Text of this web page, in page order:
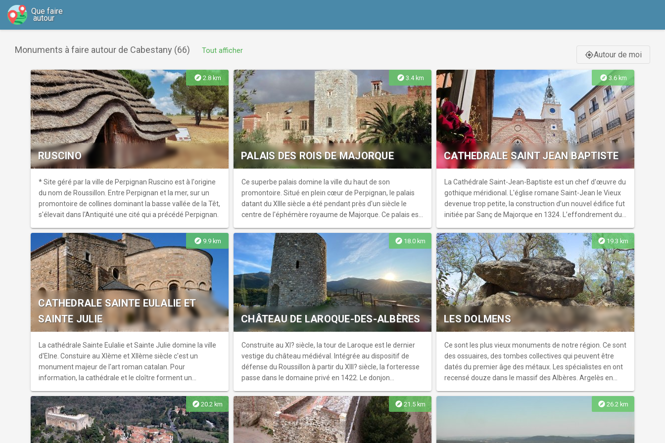
Que faire
autour
Monuments à faire autour de Cabestany (66) Tout afficher gps_fixedAutour de moi
explore 2.8 km
RUSCINO
* Site géré par la ville de Perpignan Ruscino est à l'origine
du nom de Roussillon. Entre Perpignan et la mer, sur un
promontoire de collines dominant la basse vallée de la Têt,
s'élevait dans l'Antiquité une cité qui a précédé Perpignan.
explore 3.4 km
PALAIS DES ROIS DE MAJORQUE
Ce superbe palais domine la ville du haut de son
promontoire. Situé en plein cœur de Perpignan, le palais
datant du XIIIe siècle a été pendant près d'un siècle le
centre de l'éphémère royaume de Majorque. Ce palais est
explore3.6 km
CATHEDRALE SAINT JEAN BAPTISTE
La Cathédrale Saint-Jean-Baptiste est un chef d'œuvre du
gothique méridional. L'église romane Saint-Jean le Vieux
devenue trop petite, la construction d’un nouvel édifice fut
initiée par Sanç de Majorque en 1324. L’effondrement du
explore 9.9 km
CATHEDRALE SAINTE EULALIE ET
SAINTE JULIE
La cathédrale Sainte Eulalie et Sainte Julie domine la ville
d'Elne. Constuire au XIème et XIIème siècle c'est un
monument majeur de l'art roman catalan. Pour
information, la cathédrale et le cloître forment un
le cloître, et il n’est pas possible de visiter uniquement la
cathédrale.
explore 18.0 km
CHÂTEAU DE LAROQUE-DES-ALBÈRES
Construite au XI? siècle, la tour de Laroque est le dernier
vestige du château médiéval. Intégrée au dispositif de
défense du Roussillon à partir du XIII? siècle, la forteresse
passe dans le domaine privé en 1422. Le donjon
partiellement restaurées en 2006.
explore 19.3 km
LES DOLMENS
Ce sont les plus vieux monuments de notre région. Ce sont
des ossuaires, des tombes collectives qui peuvent être
datés du premier âge des métaux. Les spécialistes en ont
recensé douze dans le massif des Albères. Argelès en
avec des matériaux trouvés sur place. Il se compose de
plusieurs dalles plantées dans le sol et d'une dalle de
explore 20.2 km explore 21.5 km explore 26.2 km